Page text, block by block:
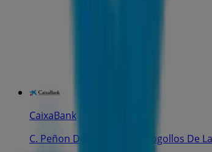
CaixaBank
C. Peñon De La Mata, 25, Cogollos De